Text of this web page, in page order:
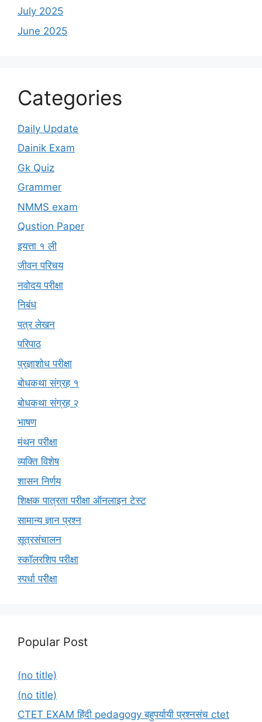
July 2025
June 2025
Categories
Daily Update
Dainik Exam
Gk Quiz
Grammer
NMMS exam
Qustion Paper
इयत्ता १ ली
जीवन परिचय
नवोदय परीक्षा
निबंध
पत्र लेखन
परिपाठ
प्रज्ञाशोध परीक्षा
बोधकथा संग्रह १
बोधकथा संग्रह २
भाषण
मंथन परीक्षा
व्यक्ति विशेष
शासन निर्णय
शिक्षक पात्रता परीक्षा ऑनलाइन टेस्ट
सामान्य ज्ञान प्रश्न
सूत्रसंचालन
स्कॉलरशिप परीक्षा
स्पर्धा परीक्षा
Popular Post
(no title)
(no title)
CTET EXAM हिंदी pedagogy बहुपर्यायी प्रश्नसंच ctet